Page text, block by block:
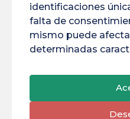
identificaciones
falta de
mismo puede
determinadas
Espacial Becarios
Team Building